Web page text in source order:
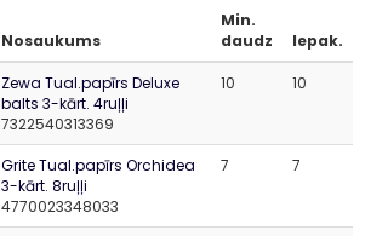
Nosaukums
Min.
daudz
Iepak.
Zewa Tual.papīrs Deluxe
balts 3-kārt. 4ruļļi
7322540313369
10 10
Grite Tual.papīrs Orchidea
3-kārt. 8ruļļi
4770023348033
7 7